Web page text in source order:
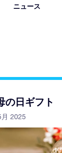
ニュース
の日ギフト
2025